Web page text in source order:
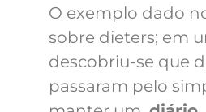
O exemplo dado
sobre dieters; em
descobriu-se que
passaram pelo